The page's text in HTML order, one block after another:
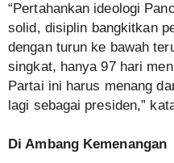
“Pertahankan ideologi
solid, disiplin bangkitkan
dengan turun ke bawah
singkat, hanya 97 hari
Partai ini harus menang
lagi sebagai presiden,”
Di Ambang Kemenangan